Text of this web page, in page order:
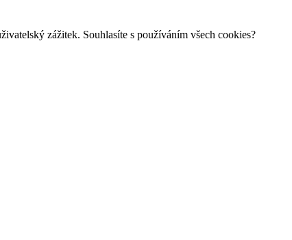
zážitek. Souhlasíte s používáním všech cookies?